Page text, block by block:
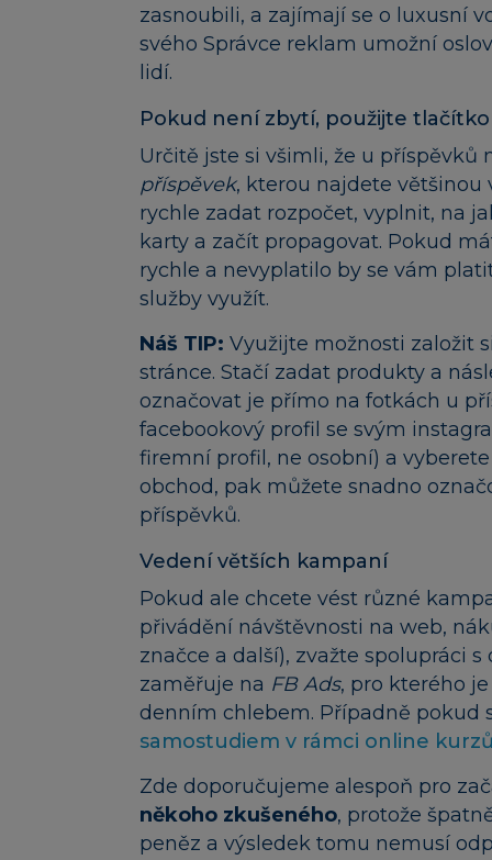
zasnoubili, a zajímají se o luxusní
svého Správce reklam umožní
lidí.
Pokud není zbytí, použijte
Určitě jste si všimli, že u příspěvků
příspěvek, kterou najdete většinou
rychle zadat rozpočet, vyplnit, na
karty a začít propagovat. Pokud
rychle a nevyplatilo by se vám
služby využít.
Náš TIP: Využijte možnosti založit
stránce. Stačí zadat produkty a
označovat je přímo na fotkách u
facebookový profil se svým
firemní profil, ne osobní) a
obchod, pak můžete snadno
příspěvků.
Vedení větších kampaní
Pokud ale chcete vést různé
přivádění návštěvnosti na web,
značce a další), zvažte spolupráci
zaměřuje na FB Ads, pro kterého
denním chlebem. Případně pokud
samostudiem v rámci online
Zde doporučujeme alespoň pro
někoho zkušeného, protože
peněz a výsledek tomu nemusí